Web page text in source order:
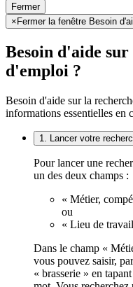
Fermer
× Fermer la fenêtre Besoin
Besoin d'aide
d'emploi ?
Besoin d'aide sur la
informations essentielles en
1. Lancer votre
Pour lancer une
un des deux champs :
« Métier,
ou
« Lieu de
Dans le champ «
vous pouvez saisir,
« brasserie » en